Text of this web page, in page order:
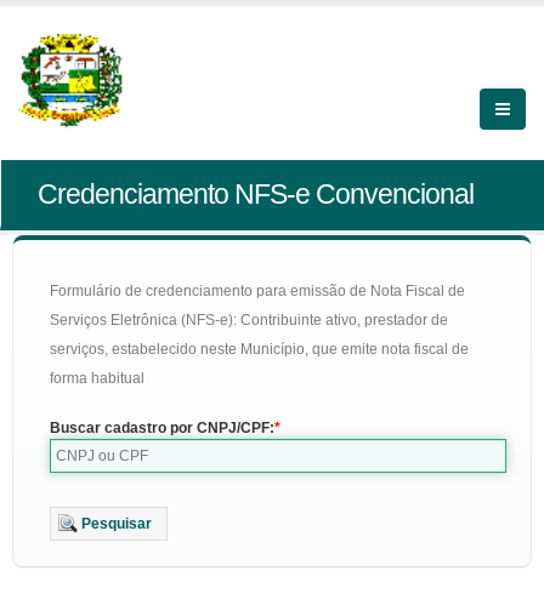
Credenciamento NFS-e Convencional
Formulário de credenciamento para emissão de Nota Fiscal de
Serviços Eletrônica (NFS-e): Contribuinte ativo, prestador de
serviços, estabelecido neste Município, que emite nota fiscal de
forma habitual
Buscar cadastro por CNPJ/CPF:
Pesquisar